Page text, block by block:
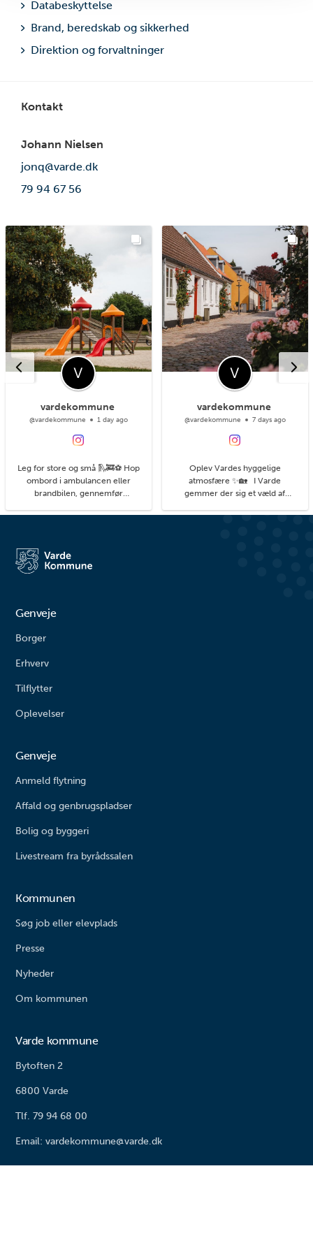
Databeskyttelse
Brand, beredskab og sikkerhed
Direktion og forvaltninger
Kontakt
Johann Nielsen
jonq@varde.dk
79 94 67 56
vardekommune
@vardekommune 1 day ago
Leg for store og små 🛝🚒⚽ Hop
ombord i ambulancen eller
brandbilen, gennemfør
du kan. På legepladsen i
større børn. Her finder du alt fra
vipper og klatrestativ til
vardekommune
@vardekommune 7 days ago
Oplev Vardes hyggelige
atmosfære ✨🏡 I Varde
gemmer der sig et væld af
detaljer, du kan få øje på, når du
Genveje
Borger
Erhverv
Tilflytter
Oplevelser
Genveje
Anmeld flytning
Affald og genbrugspladser
Bolig og byggeri
Livestream fra byrådssalen
Kommunen
Søg job eller elevplads
Presse
Nyheder
Om kommunen
Varde kommune
Bytoften 2
6800 Varde
Tlf. 79 94 68 00
Email: vardekommune@varde.dk